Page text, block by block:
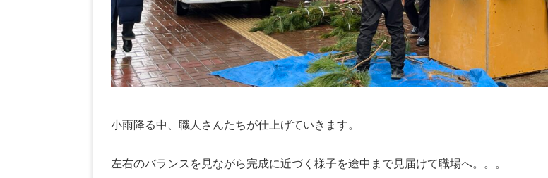
小雨降る中、職人さんたちが仕上げていきます。
左右のバランスを見ながら完成に近づく様子を途中まで見届けて職場へ。。。